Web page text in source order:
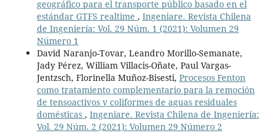
geográfico para el transporte público basado en el
estándar GTFS realtime , Ingeniare. Revista Chilena
de Ingeniería: Vol. 29 Núm. 1 (2021): Volumen 29
Número 1
David Naranjo-Tovar, Leandro Morillo-Semanate,
Jady Pérez, William Villacis-Oñate, Paul Vargas-
Jentzsch, Florinella Muñoz-Bisesti, Procesos Fenton
como tratamiento complementario para la remoción
de tensoactivos y coliformes de aguas residuales
domésticas , Ingeniare. Revista Chilena de Ingeniería:
Vol. 29 Núm. 2 (2021): Volumen 29 Número 2